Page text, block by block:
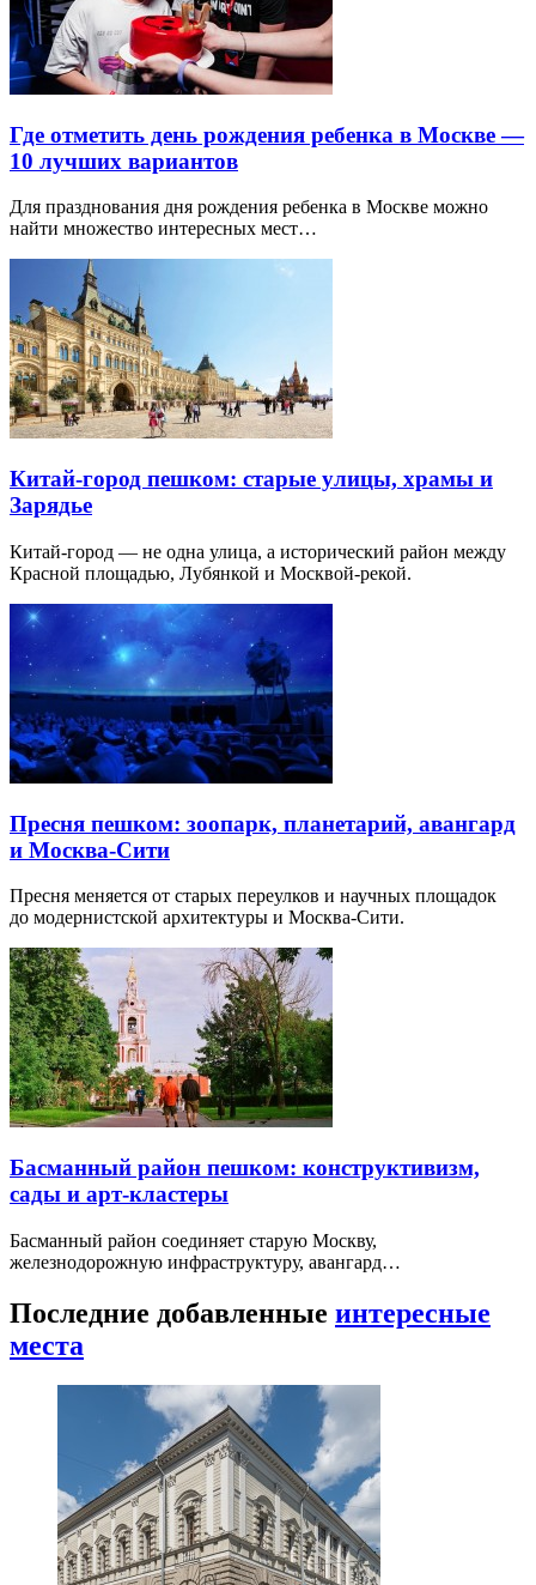
Где отметить день рождения ребенка в Москве —
10 лучших вариантов
Для празднования дня рождения ребенка в Москве можно
найти множество интересных мест…
Китай-город пешком: старые улицы, храмы и
Зарядье
Китай-город — не одна улица, а исторический район между
Красной площадью, Лубянкой и Москвой-рекой.
Пресня пешком: зоопарк, планетарий, авангард
и Москва-Сити
Пресня меняется от старых переулков и научных площадок
до модернистской архитектуры и Москва-Сити.
Басманный район пешком: конструктивизм,
сады и арт-кластеры
Басманный район соединяет старую Москву,
железнодорожную инфраструктуру, авангард…
Последние добавленные интересные
места